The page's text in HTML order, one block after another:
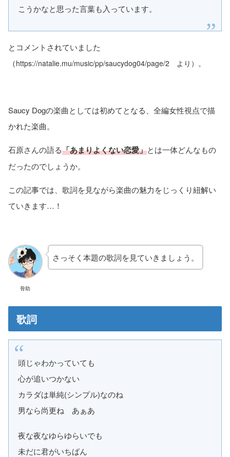
こうかなと思った言葉も入っています。
とコメントされていました
（https://natalie.mu/music/pp/saucydog04/page/2 より）。
Saucy Dogの楽曲としては初めてとなる、全編女性視点で描
かれた楽曲。
石原さんの語る「あまりよくない恋愛」とは一体どんなもの
だったのでしょうか。
この記事では、歌詞を見ながら楽曲の魅力をじっくり紐解い
ていきます…！
骨助
さっそく本題の歌詞を見ていきましょう。
歌詞
頭じゃわかっていても
心が追いつかない
カラダは単純(シンプル)なのね
男なら尚更ね あぁあ
夜な夜なゆらゆらいでも
未だに君がいちばん